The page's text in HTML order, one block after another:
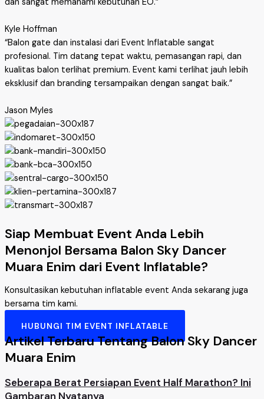
Kyle Hoffman
“Balon gate dan instalasi dari Event Inflatable sangat
profesional. Tim datang tepat waktu, pemasangan rapi, dan
kualitas balon terlihat premium. Event kami terlihat jauh lebih
eksklusif dan branding tersampaikan dengan sangat baik.”
Jason Myles
Siap Membuat Event Anda Lebih
Menonjol Bersama Balon Sky Dancer
Muara Enim dari Event Inflatable?
Konsultasikan kebutuhan inflatable event Anda sekarang juga
bersama tim kami.
HUBUNGI TIM EVENT INFLATABLE
Artikel Terbaru Tentang Balon Sky Dancer
Muara Enim
Seberapa Berat Persiapan Event Half Marathon? Ini
Gambaran Nyatanya